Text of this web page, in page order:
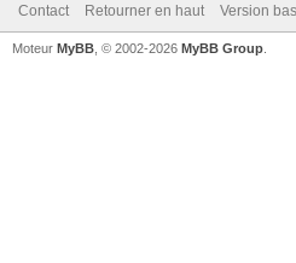
Contact Retourner en haut Version
Moteur MyBB , © 2002-2026 MyBB Group